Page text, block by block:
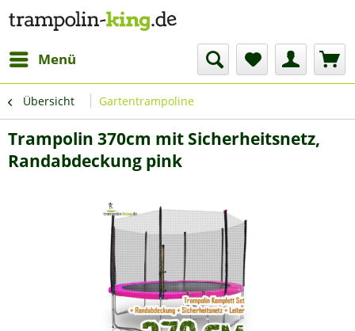
Menü
Übersicht Gartentrampoline
Trampolin 370cm mit Sicherheitsnetz,
Randabdeckung pink